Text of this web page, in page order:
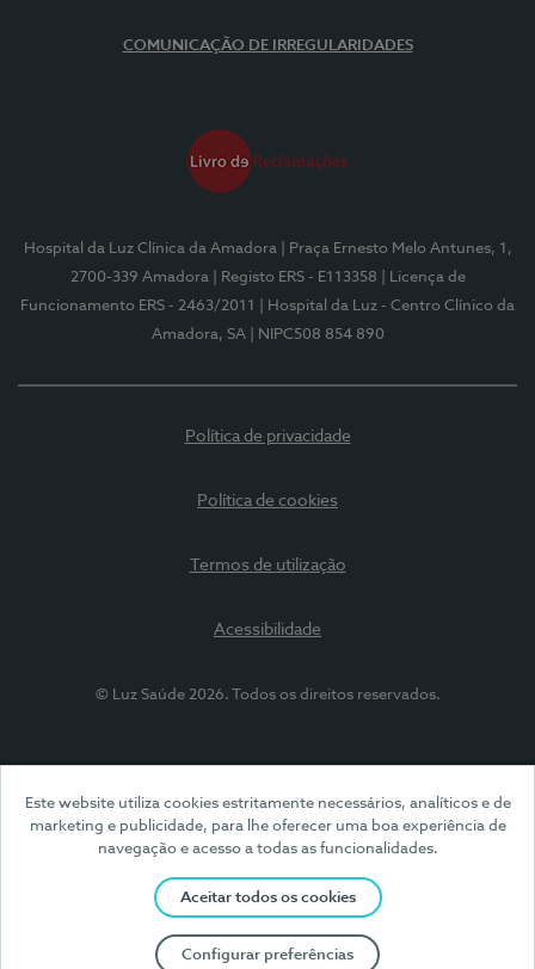
Este website utiliza cookies estritamente necessários, analíticos e de
marketing e publicidade, para lhe oferecer uma boa experiência de
navegação e acesso a todas as funcionalidades.
Aceitar todos os cookies
Configurar preferências
COMUNICAÇÃO DE IRREGULARIDADES
Hospital da Luz Clínica da Amadora
| Praça Ernesto Melo Antunes, 1,
2700-339 Amadora
| Registo ERS - E113358
| Licença de
Funcionamento ERS - 2463/2011
| Hospital da Luz - Centro Clínico da
Amadora, SA
| NIPC508 854 890
Política de privacidade
Política de cookies
Termos de utilização
Acessibilidade
© Luz Saúde 2026. Todos os direitos reservados.